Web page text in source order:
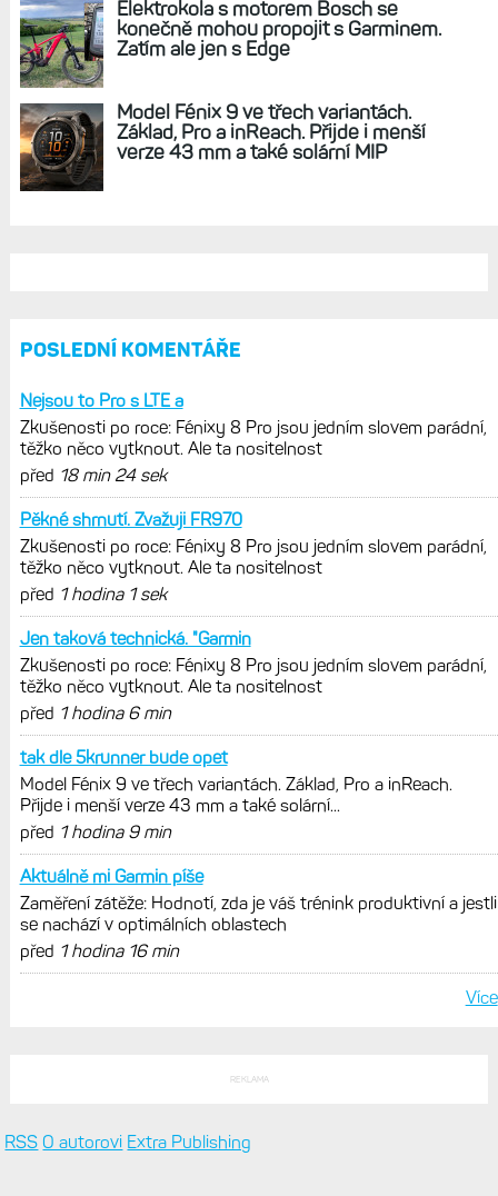
Elektrokola s motorem Bosch se
konečně mohou propojit s Garminem.
Zatím ale jen s Edge
Model Fénix 9 ve třech variantách.
Základ, Pro a inReach. Přijde i menší
verze 43 mm a také solární MIP
POSLEDNÍ KOMENTÁŘE
Nejsou to Pro s LTE a
Zkušenosti po roce: Fénixy 8 Pro jsou jedním slovem parádní,
těžko něco vytknout. Ale ta nositelnost
před 18 min 24 sek
Pěkné shrnutí. Zvažuji FR970
Zkušenosti po roce: Fénixy 8 Pro jsou jedním slovem parádní,
těžko něco vytknout. Ale ta nositelnost
před 1 hodina 1 sek
Jen taková technická. "Garmin
Zkušenosti po roce: Fénixy 8 Pro jsou jedním slovem parádní,
těžko něco vytknout. Ale ta nositelnost
před 1 hodina 6 min
tak dle 5krunner bude opet
Model Fénix 9 ve třech variantách. Základ, Pro a inReach.
Přijde i menší verze 43 mm a také solární...
před 1 hodina 9 min
Aktuálně mi Garmin píše
Zaměření zátěže: Hodnotí, zda je váš trénink produktivní a jestli
se nachází v optimálních oblastech
před 1 hodina 16 min
Více
REKLAMA
RSS O autorovi Extra Publishing